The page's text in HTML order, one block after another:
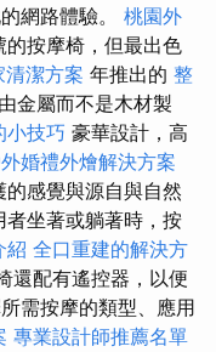
網路體驗。 桃園外
按摩椅，但最出色
潔方案 年推出的 整
金屬而不是木材製
小技巧 豪華設計，高
婚禮外燴解決方案
的感覺與源自與自然
坐著或躺著時，按
紹 全口重建的解決方
還配有遙控器，以便
需按摩的類型、應用
專業設計師推薦名單